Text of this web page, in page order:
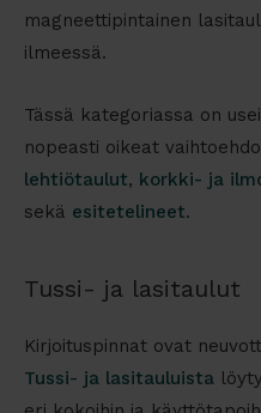
magneettipintainen
ilmeessä.
Tässä kategoriassa on
nopeasti oikeat
lehtiötaulut, korkki- ja
sekä esitetelineet.
Tussi- ja lasitaulut
Kirjoituspinnat ovat
Tussi- ja lasitauluista